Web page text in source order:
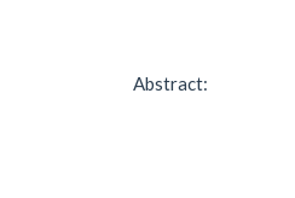
Abstract: